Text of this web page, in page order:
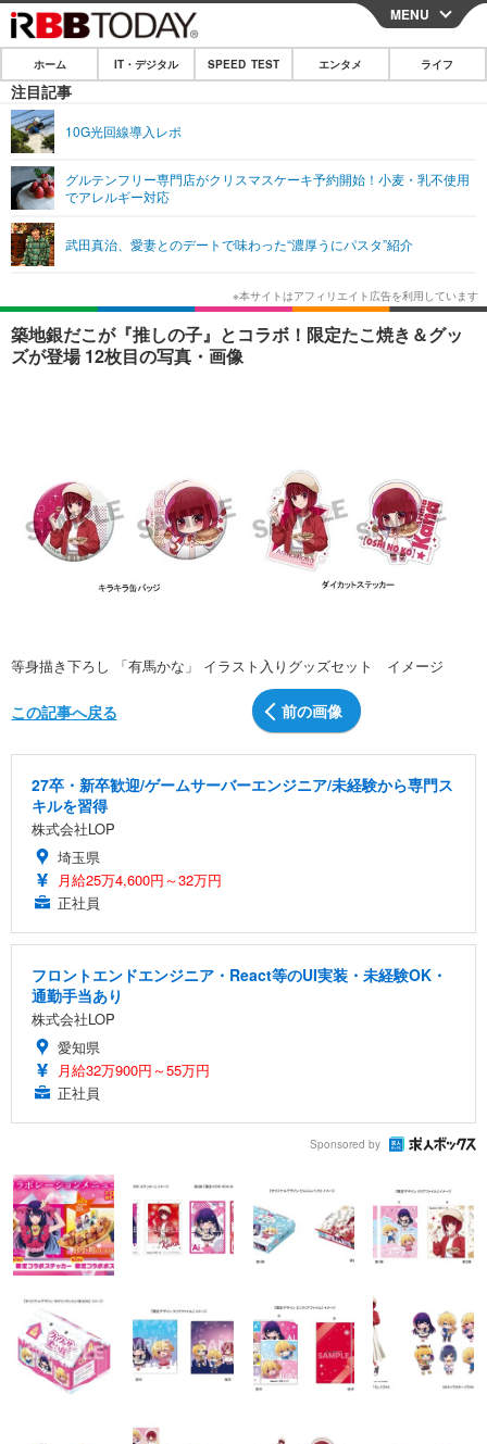
CLOSE
ホーム
IT・デジタル
ネタ
ショッピング その他
SPEED TEST
エンタメ
エンタメTOP 映画・ドラマ
韓国・芸能
音楽 スポーツ
ライフ
ライフTOP グルメ
ペット ショッピング
リリース一覧
プッシュ通知の停止方法
MENU
ホーム IT・デジタル SPEED TEST エンタメ ライフ
注目記事
10G光回線導入レポ
グルテンフリー専門店がクリスマスケーキ予約開始！小麦・乳不使用
でアレルギー対応
武田真治、愛妻とのデートで味わった“濃厚うにパスタ”紹介
築地銀だこが『推しの子』とコラボ！限定たこ焼き＆グッ
ズが登場 12枚目の写真・画像
等身描き下ろし 「有馬かな」 イラスト入りグッズセット イメージ
前の画像
この記事へ戻る
27卒・新卒歓迎/ゲームサーバーエンジニア/未経験から専門ス
キルを習得
株式会社LOP
埼玉県
月給25万4,600円～32万円
正社員
フロントエンドエンジニア・React等のUI実装・未経験OK・
通勤手当あり
株式会社LOP
愛知県
月給32万900円～55万円
正社員
Sponsored by